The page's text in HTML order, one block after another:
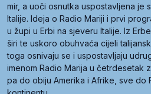
mir, a uoči osnutka uspostavljena je
Italije. Ideja o Radio Mariji i prvi
u župi u Erbi na sjeveru Italije. Iz
širi te uskoro obuhvaća cijeli
toga osnivaju se i uspostavljaju
imenom Radio Marija u četrdesetak
pa do obiju Amerika i Afrike, sve do